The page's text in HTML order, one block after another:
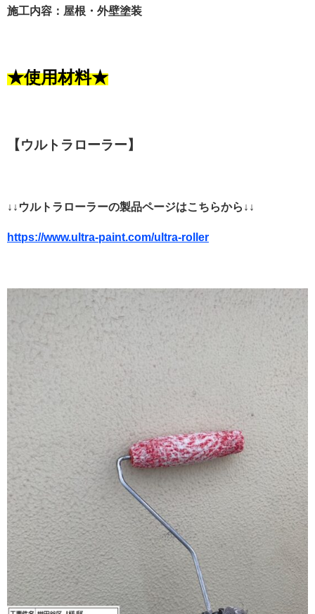
施工内容：屋根・外壁塗装
★使用材料★
【ウルトラローラー】
↓↓ウルトラローラーの製品ページはこちらから↓↓
https://www.ultra-paint.com/ultra-roller